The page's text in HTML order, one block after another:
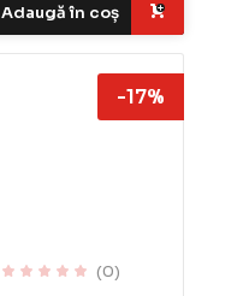
Adaugă în coș
(0)
-17%